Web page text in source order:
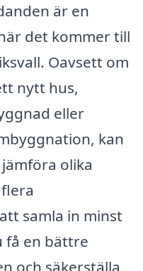
är en
det kommer till
Oavsett om
nytt hus,
eller
kan
olika
samla in minst
få en bättre
och säkerställa